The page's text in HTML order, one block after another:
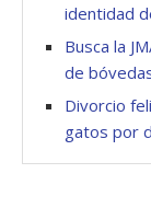
identidad
Busca la
de
Divorcio
gatos por